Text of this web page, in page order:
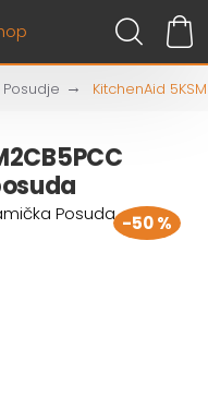
Posudje KitchenAid
-50 %